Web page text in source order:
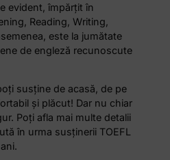
evident, împărțit în
Reading, Writing,
este la jumătate
de engleză recunoscute
susține de acasă, de pe
și plăcut! Dar nu chiar
Poți afla mai multe detalii
în urma susținerii TOEFL